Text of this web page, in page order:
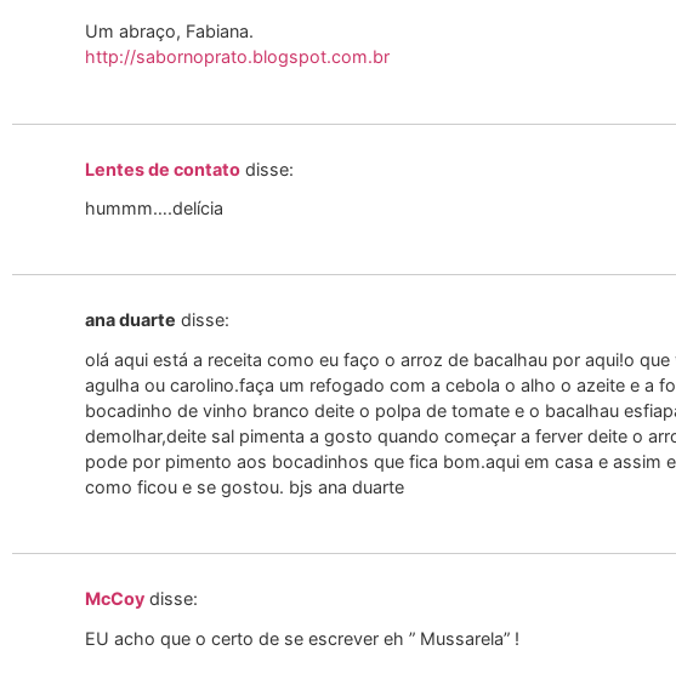
Um abraço, Fabiana.
http://sabornoprato.blogspot.com.br
Lentes de contato disse:
hummm….delícia
ana duarte disse:
olá aqui está a receita como eu faço o arroz de bacalhau por aqui!o
agulha ou carolino.faça um refogado com a cebola o alho o azeite e a
bocadinho de vinho branco deite o polpa de tomate e o bacalhau
demolhar,deite sal pimenta a gosto quando começar a ferver deite o
pode por pimento aos bocadinhos que fica bom.aqui em casa e
como ficou e se gostou. bjs ana duarte
McCoy disse:
EU acho que o certo de se escrever eh ” Mussarela” !